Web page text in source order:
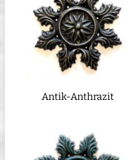
Antik-Anthrazit